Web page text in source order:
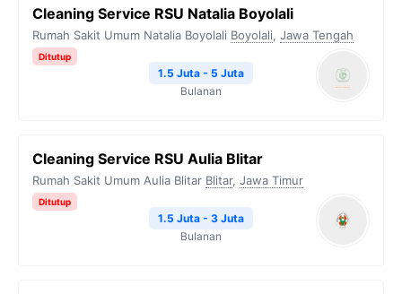
Cleaning Service RSU Natalia Boyolali
Rumah Sakit Umum Natalia Boyolali Boyolali, Jawa Tengah
Ditutup
1.5 Juta - 5 Juta
Bulanan
Cleaning Service RSU Aulia Blitar
Rumah Sakit Umum Aulia Blitar Blitar, Jawa Timur
Ditutup
1.5 Juta - 3 Juta
Bulanan